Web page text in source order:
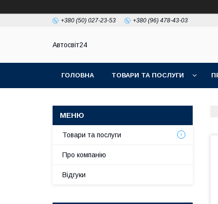
+380 (50) 027-23-53 +380 (96) 478-43-03
Автосвіт24
ГОЛОВНА ТОВАРИ ТА ПОСЛУГИ
Товари та послуги
Про компанію
Відгуки